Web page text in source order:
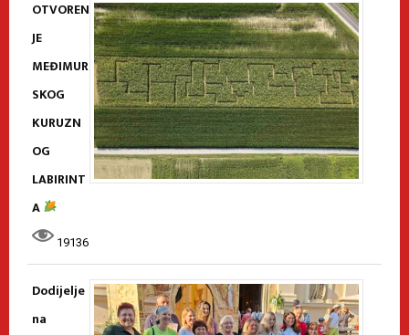
OTVOREN
JE
MEĐIMUR
SKOG
KURUZN
OG
LABIRINT
A
19136
Dodijelje
na